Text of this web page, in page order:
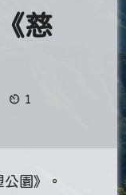
慈
1
園》。